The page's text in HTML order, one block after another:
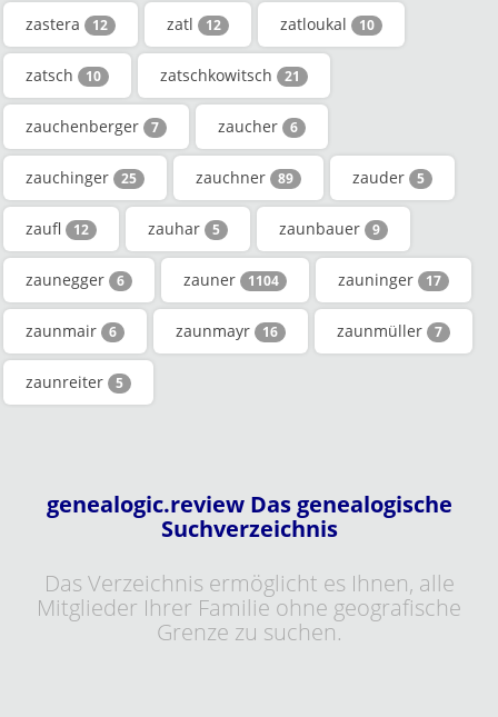
zastera 12 zatl 12 zatloukal 10
zatsch 10 zatschkowitsch 21
zauchenberger 7 zaucher 6
zauchinger 25 zauchner 89 zauder 5
zaufl 12 zauhar 5 zaunbauer 9
zaunegger 6 zauner 1104 zauninger 17
zaunmair 6 zaunmayr 16 zaunmüller 7
zaunreiter 5
genealogic.review Das genealogische
Suchverzeichnis
Das Verzeichnis ermöglicht es Ihnen, alle
Mitglieder Ihrer Familie ohne geografische
Grenze zu suchen.